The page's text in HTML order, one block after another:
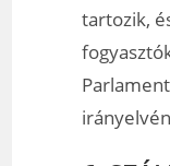
tartozik,